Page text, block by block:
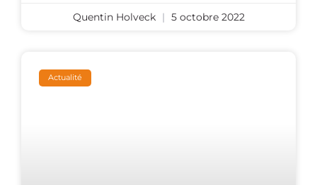
Quentin Holveck 5 octobre 2022
Actualité